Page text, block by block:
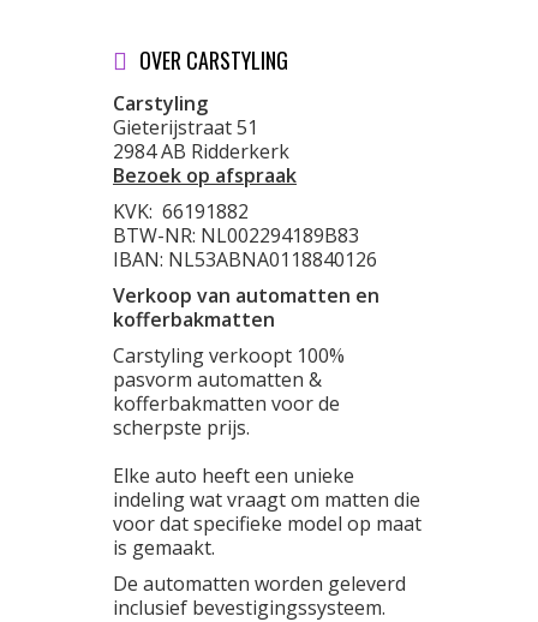
OVER CARSTYLING
Carstyling
Gieterijstraat 51
2984 AB Ridderkerk
Bezoek op afspraak
KVK: 66191882
BTW-NR: NL002294189B83
IBAN: NL53ABNA0118840126
Verkoop van automatten en
kofferbakmatten
Carstyling verkoopt 100%
pasvorm automatten &
kofferbakmatten voor de
scherpste prijs.
Elke auto heeft een unieke
indeling wat vraagt om matten die
voor dat specifieke model op maat
is gemaakt.
De automatten worden geleverd
inclusief bevestigingssysteem.